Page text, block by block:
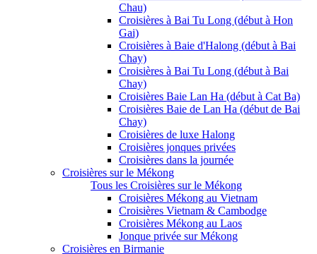
Chau)
Croisières à Bai Tu Long (début à Hon
Gai)
Croisières à Baie d'Halong (début à Bai
Chay)
Croisières à Bai Tu Long (début à Bai
Chay)
Croisières Baie Lan Ha (début à Cat Ba)
Croisières Baie de Lan Ha (début de Bai
Chay)
Croisières de luxe Halong
Croisières jonques privées
Croisières dans la journée
Croisières sur le Mékong
Tous les Croisières sur le Mékong
Croisières Mékong au Vietnam
Croisières Vietnam & Cambodge
Croisières Mékong au Laos
Jonque privée sur Mékong
Croisières en Birmanie